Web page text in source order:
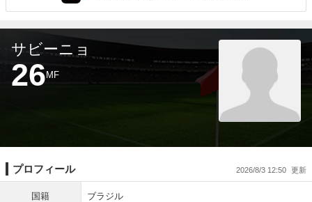
サビーニョ
26 MF
プロフィール 2026/8/3 12:50
国籍 ブラジル